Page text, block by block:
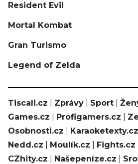
Resident Evil
Mortal Kombat
Gran Turismo
Legend of Zelda
Tiscali.cz Zprávy Sport
Games.cz
Profigamers.cz
Osobnosti.cz
Karaoketexty.cz
Nedd.cz
Moulík.cz Fights.cz
CZhity.cz
Našepeníze.cz